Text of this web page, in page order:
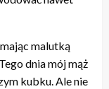
malutką
dnia mój mąż
kubku. Ale nie